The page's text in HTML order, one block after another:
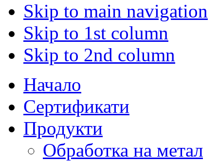
Skip to main navigation
Skip to 1st column
Skip to 2nd column
Начало
Сертификати
Продукти
Обработка на метал